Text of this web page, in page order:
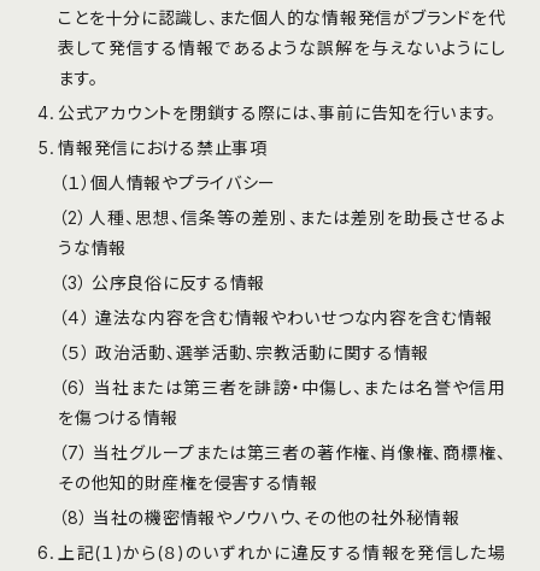
ことを十分に認識し、また個人的な情報発信がブランドを代
表して発信する情報であるような誤解を与えないようにし
ます。
公式アカウントを閉鎖する際には、事前に告知を⾏います。
情報発信における禁止事項
（１）個人情報やプライバシー
（2）人種、思想、信条等の差別、または差別を助⻑させるよ
うな情報
（3） 公序良俗に反する情報
（４） 違法な内容を含む情報やわいせつな内容を含む情報
（５） 政治活動、選挙活動、宗教活動に関する情報
（6） 当社または第三者を誹謗・中傷し、または名誉や信⽤
を傷つける情報
（7） 当社グループまたは第三者の著作権、肖像権、商標権、
その他知的財産権を侵害する情報
（8） 当社の機密情報やノウハウ、その他の社外秘情報
上記(１)から(８)のいずれかに違反する情報を発信した場